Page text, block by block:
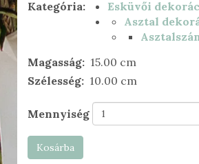
Kategória
Esküvői
Asztal
Magasság
15.00 cm
Szélesség
10.00 cm
Mennyiség
Kosárba